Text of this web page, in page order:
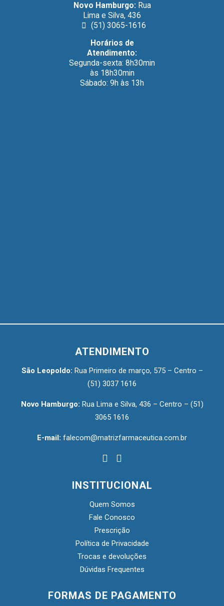
Novo Hamburgo: Rua
Lima e Silva, 436
(51) 3065-1616
Horários de
Atendimento:
Segunda-sexta: 8h30min
às 18h30min
Sábado: 9h às 13h
ATENDIMENTO
São Leopoldo: Rua Primeiro de março, 575 – Centro –
(51) 3037 1616
Novo Hamburgo: Rua Lima e Silva, 436 – Centro – (51)
3065 1616
E-mail: falecom@matrizfarmaceutica.com.br
INSTITUCIONAL
Quem Somos
Fale Conosco
Prescrição
Política de Privacidade
Trocas e devoluções
Dúvidas Frequentes
FORMAS DE PAGAMENTO